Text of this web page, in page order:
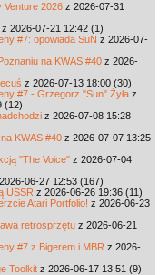
Venture 2026 z 2026-07-31
z 2026-07-21 12:42 (1)
#7: opowiada SuN z 2026-07-
na KWAS #40 z 2026-
z 2026-07-13 18:00 (30)
#7 - Grzegorz "Sun" Żyła z
(12)
z 2026-07-08 15:28
KWAS #40 z 2026-07-07 13:25
"The Voice" z 2026-07-04
06-27 12:53 (167)
USSR z 2026-06-26 19:36 (11)
Atari Portfolio! z 2026-06-23
retrosprzętu z 2026-06-21
#7 z Bigerem i MBR z 2026-
Toolkit z 2026-06-17 13:51 (9)